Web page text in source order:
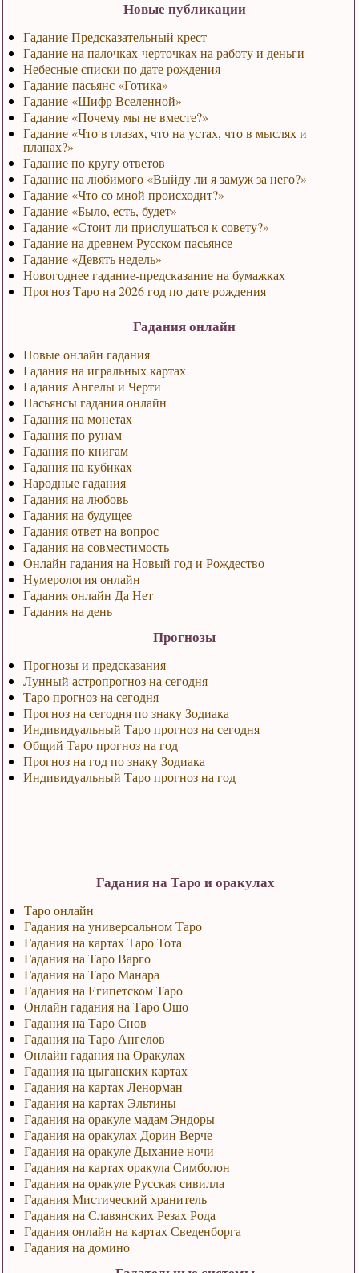
Новые публикации
Гадание Предсказательный крест
Гадание на палочках-черточках на работу и деньги
Небесные списки по дате рождения
Гадание-пасьянс «Готика»
Гадание «Шифр Вселенной»
Гадание «Почему мы не вместе?»
Гадание «Что в глазах, что на устах, что в мыслях и
планах?»
Гадание по кругу ответов
Гадание на любимого «Выйду ли я замуж за него?»
Гадание «Что со мной происходит?»
Гадание «Было, есть, будет»
Гадание «Стоит ли прислушаться к совету?»
Гадание на древнем Русском пасьянсе
Гадание «Девять недель»
Новогоднее гадание-предсказание на бумажках
Прогноз Таро на 2026 год по дате рождения
Гадания онлайн
Новые онлайн гадания
Гадания на игральных картах
Гадания Ангелы и Черти
Пасьянсы гадания онлайн
Гадания на монетах
Гадания по рунам
Гадания по книгам
Гадания на кубиках
Народные гадания
Гадания на любовь
Гадания на будущее
Гадания ответ на вопрос
Гадания на совместимость
Онлайн гадания на Новый год и Рождество
Нумерология онлайн
Гадания онлайн Да Нет
Гадания на день
Прогнозы
Прогнозы и предсказания
Лунный астропрогноз на сегодня
Таро прогноз на сегодня
Прогноз на сегодня по знаку Зодиака
Индивидуальный Таро прогноз на сегодня
Общий Таро прогноз на год
Прогноз на год по знаку Зодиака
Индивидуальный Таро прогноз на год
Гадания на Таро и оракулах
Таро онлайн
Гадания на универсальном Таро
Гадания на картах Таро Тота
Гадания на Таро Варго
Гадания на Таро Манара
Гадания на Египетском Таро
Онлайн гадания на Таро Ошо
Гадания на Таро Снов
Гадания на Таро Ангелов
Онлайн гадания на Оракулах
Гадания на цыганских картах
Гадания на картах Ленорман
Гадания на картах Эльтины
Гадания на оракуле мадам Эндоры
Гадания на оракулах Дорин Верче
Гадания на оракуле Дыхание ночи
Гадания на картах оракула Симболон
Гадания на оракуле Русская сивилла
Гадания Мистический хранитель
Гадания на Славянских Резах Рода
Гадания онлайн на картах Сведенборга
Гадания на домино